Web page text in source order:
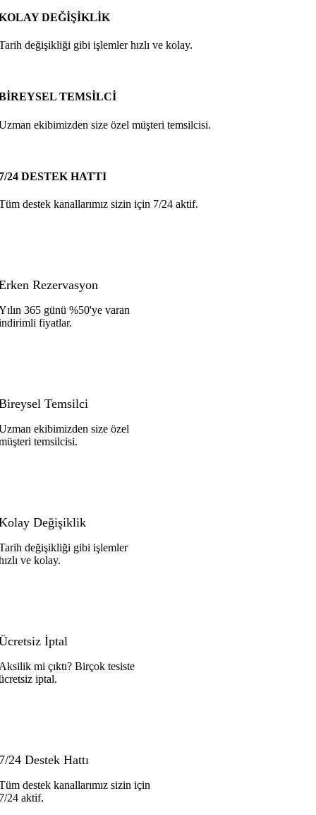
DEĞİŞİKLİK
değişikliği gibi işlemler hızlı ve kolay.
TEMSİLCİ
ekibimizden size özel müşteri temsilcisi.
24 DESTEK HATTI
destek kanallarımız sizin için 7/24 aktif.
Rezervasyon
365 günü %50'ye varan
fiyatlar.
Temsilci
ekibimizden size özel
temsilcisi.
Değişiklik
değişikliği gibi işlemler
ve kolay.
İptal
mi çıktı? Birçok tesiste
iptal.
24 Destek Hattı
destek kanallarımız sizin için
24 aktif.